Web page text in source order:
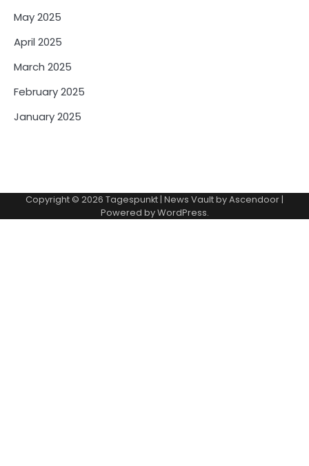
May 2025
April 2025
March 2025
February 2025
January 2025
Copyright © 2026 Tagespunkt| News Vault byAscendoor|
Powered byWordPress.